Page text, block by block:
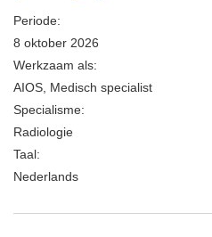
Periode:
8 oktober 2026
Werkzaam als:
AIOS, Medisch specialist
Specialisme:
Radiologie
Taal:
Nederlands